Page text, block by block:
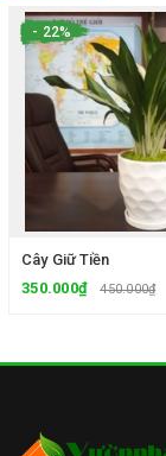
- 22%
Cây Giữ Tiền
350.000₫
450.000₫